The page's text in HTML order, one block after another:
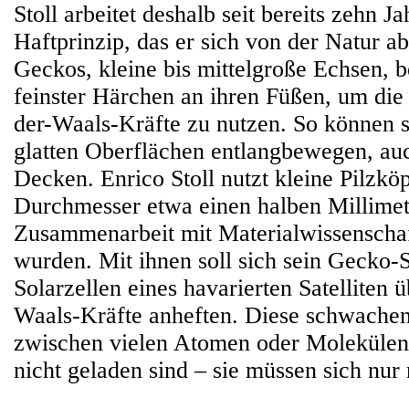
Stoll arbeitet deshalb seit bereits zehn
Haftprinzip, das er sich von der Natur
Geckos, kleine bis mittelgroße Echsen,
feinster Härchen an ihren Füßen, um die
der-Waals-Kräfte zu nutzen. So können
glatten Oberflächen entlangbewegen,
Decken. Enrico Stoll nutzt kleine
Durchmesser etwa einen halben
Zusammenarbeit mit
wurden. Mit ihnen soll sich sein Gecko-
Solarzellen eines havarierten Satelliten
Waals-Kräfte anheften. Diese
zwischen vielen Atomen oder
nicht geladen sind – sie müssen sich nur